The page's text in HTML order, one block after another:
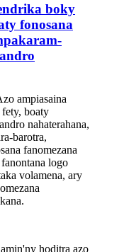
boky
fonosana
ampiasaina
boaty
nahaterahana,
barotra,
fanomezana
logo
volamena, ary